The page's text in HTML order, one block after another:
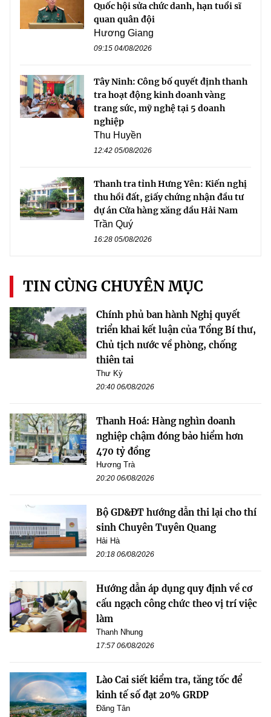
Quốc hội sửa chức danh, hạn tuổi sĩ
quan quân đội
Hương Giang
09:15 04/08/2026
Tây Ninh: Công bố quyết định thanh
tra hoạt động kinh doanh vàng
trang sức, mỹ nghệ tại 5 doanh
nghiệp
Thu Huyền
12:42 05/08/2026
Thanh tra tỉnh Hưng Yên: Kiến nghị
thu hồi đất, giấy chứng nhận đầu tư
dự án Cửa hàng xăng dầu Hải Nam
Trần Quý
16:28 05/08/2026
TIN CÙNG CHUYÊN MỤC
Chính phủ ban hành Nghị quyết
triển khai kết luận của Tổng Bí thư,
Chủ tịch nước về phòng, chống
thiên tai
Thư Kỳ
20:40 06/08/2026
Thanh Hoá: Hàng nghìn doanh
nghiệp chậm đóng bảo hiểm hơn
470 tỷ đồng
Hương Trà
20:20 06/08/2026
Bộ GD&ĐT hướng dẫn thi lại cho thí
sinh Chuyên Tuyên Quang
Hải Hà
20:18 06/08/2026
Hướng dẫn áp dụng quy định về cơ
cấu ngạch công chức theo vị trí việc
làm
Thanh Nhung
17:57 06/08/2026
Lào Cai siết kiểm tra, tăng tốc để
kinh tế số đạt 20% GRDP
Đăng Tân